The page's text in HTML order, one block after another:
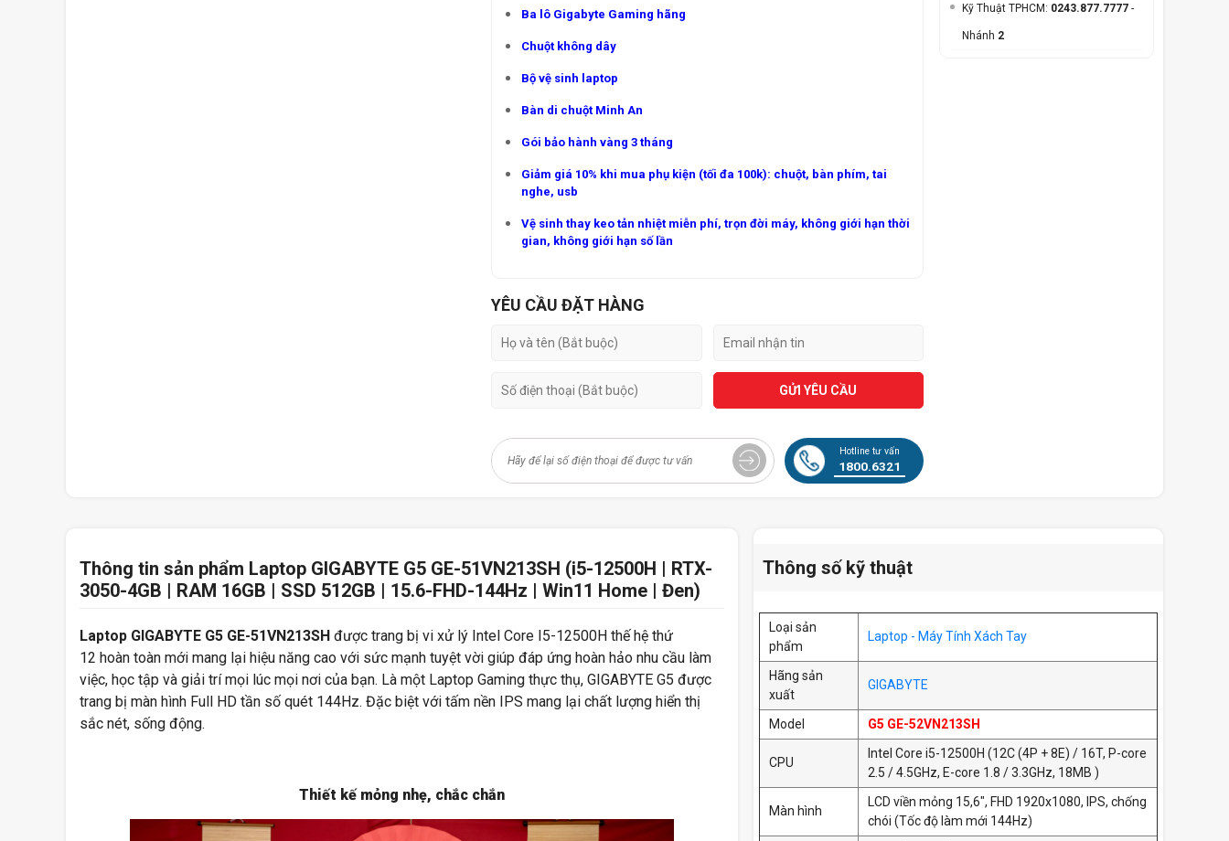
Ba lô Gigabyte Gaming hãng
Chuột không dây
Bộ vệ sinh laptop
Bàn di chuột Minh An
Gói bảo hành vàng 3 tháng
Giảm giá 10% khi mua phụ kiện (tối đa 100k): chuột, bàn phím, tai
nghe, usb
Vệ sinh thay keo tản nhiệt miễn phí, trọn đời máy, không giới hạn thời
gian, không giới hạn số lần
YÊU CẦU ĐẶT HÀNG
GỬI YÊU CẦU
Hotline tư vấn
1800.6321
Kỹ Thuật TPHCM: 0243.877.7777 -
Nhánh 2
Thông tin sản phẩm Laptop GIGABYTE G5 GE-51VN213SH (i5-12500H | RTX-
3050-4GB | RAM 16GB | SSD 512GB | 15.6-FHD-144Hz | Win11 Home | Đen)
Laptop GIGABYTE G5 GE-51VN213SH được trang bị vi xử lý Intel Core I5-12500H thế hệ thứ
12 hoàn toàn mới mang lại hiệu năng cao với sức mạnh tuyệt vời giúp đáp ứng hoàn hảo nhu cầu làm
việc, học tập và giải trí mọi lúc mọi nơi của bạn. Là một Laptop Gaming thực thụ, GIGABYTE G5 được
trang bị màn hình Full HD tần số quét 144Hz. Đặc biệt với tấm nền IPS mang lại chất lượng hiển thị
sắc nét, sống động.
Thiết kế mỏng nhẹ, chắc chắn
Thông số kỹ thuật
Loại sản
phẩm
Laptop - Máy Tính Xách Tay
Hãng sản
xuất
GIGABYTE
Model G5 GE-52VN213SH
CPU
Intel Core i5-12500H (12C (4P + 8E) / 16T, P-core
2.5 / 4.5GHz, E-core 1.8 / 3.3GHz, 18MB )
Màn hình
LCD viền mỏng 15,6", FHD 1920x1080, IPS, chống
chói (Tốc độ làm mới 144Hz)